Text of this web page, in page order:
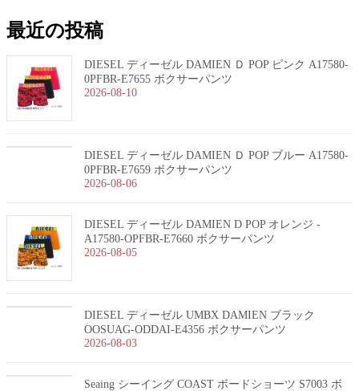
送
り
最近の投稿
DIESEL ディーゼル DAMIEN Ｄ POP ピンク A17580-
0PFBR-E7655 ボクサーパンツ
2026-08-10
DIESEL ディーゼル DAMIEN Ｄ POP ブルー A17580-
0PFBR-E7659 ボクサーパンツ
2026-08-06
DIESEL ディーゼル DAMIEN D POP オレンジ -
A17580-OPFBR-E7660 ボクサーパンツ
2026-08-05
DIESEL ディーゼル UMBX DAMIEN ブラック
OOSUAG-ODDAI-E4356 ボクサーパンツ
2026-08-03
Seaing シーイング COAST ボードショーツ S7003 ボ